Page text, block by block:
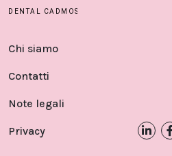
Chi siamo
Contatti
Note legali
Privacy